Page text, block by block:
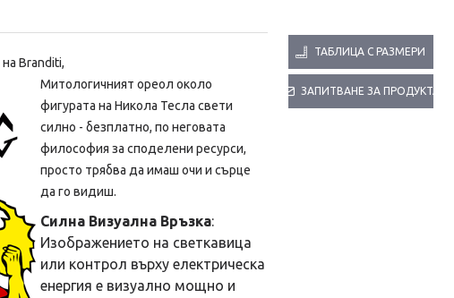
на Branditi,
Митологичният ореол около
фигурата на Никола Тесла свети
силно - безплатно, по неговата
философия за споделени ресурси,
просто трябва да имаш очи и сърце
да го видиш.
Силна Визуална Връзка:
Изображението на светкавица
или контрол върху електрическа
енергия е визуално мощно и
ТАБЛИЦА С РАЗМЕРИ
ЗАПИТВАНЕ ЗА ПРОДУКТА